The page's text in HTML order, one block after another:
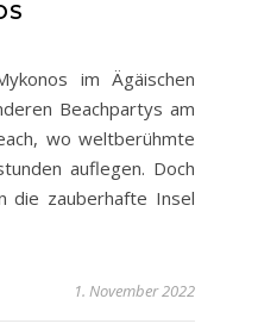
im Ägäischen
Beachpartys am
wo weltberühmte
auflegen. Doch
die zauberhafte Insel
1. November 2022